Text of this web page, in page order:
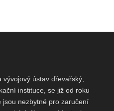
vývojový ústav dřevařský,
instituce, se již od roku
jsou nezbytné pro zaručení